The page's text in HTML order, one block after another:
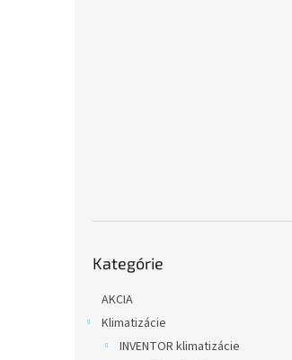
kategórie
Kategórie
AKCIA
Klimatizácie
INVENTOR klimatizácie